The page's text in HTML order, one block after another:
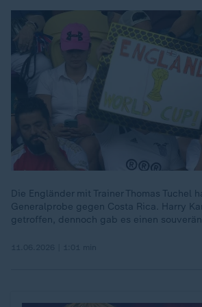
Die Engländer mit Trainer Thomas Tuchel
Generalprobe gegen Costa Rica. Harry
getroffen, dennoch gab es einen